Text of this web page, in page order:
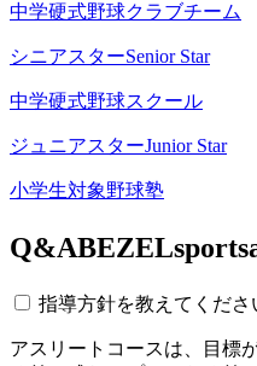
中学硬式野球クラブチーム
シニアスターSenior Star
中学硬式野球スクール
ジュニアスターJunior Star
小学生対象野球塾
Q&A
指導方針を教えてくださ
アスリートコースは、目標